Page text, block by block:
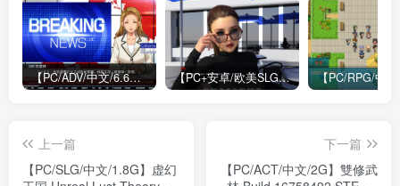
【PC/ADV/中文/6.6G】牺牲恶棍 SACRIFICE VILLAINS 官方中文版 【PC+安卓/欧美SLG/中文/484M】我们迷路了 We Are Lost V1.0 STEAM官方中文版
上一篇
【PC/SLG/中文/1.8G】虚幻
下一篇
【PC/ACT/中文/2G】雙修武